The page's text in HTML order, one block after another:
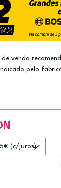
de venda
pelo